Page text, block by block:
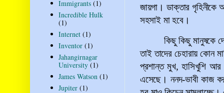
জায়গা। ডাক্তার
সহসাই মা হবে।
কিছু কিছু মানুষকে
তাই তাদের চেহারায় কোন
প্রশান্ত মুখ, হাসিখুশি আর
এসেছে। ননদ-ভাবী কাজ
Immigrants (1)
Incredible Hulk
(1)
Internet (1)
Inventor (1)
Jahangirnagar
University (1)
James Watson (1)
Jupiter (1)